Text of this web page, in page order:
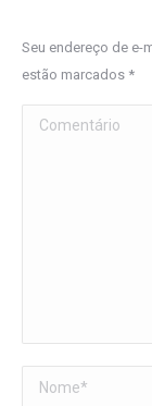
Seu endereço de e-
estão marcados *
Comentário
Nome *